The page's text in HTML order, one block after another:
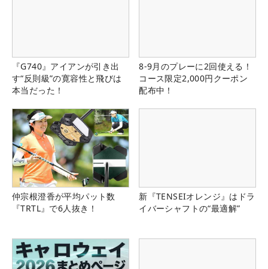
『G740』アイアンが引き出
す“反則級”の寛容性と飛びは
本当だった！
8-9月のプレーに2回使える！
コース限定2,000円クーポン
配布中！
仲宗根澄香が平均パット数
『TRTL』で6人抜き！
新『TENSEIオレンジ』はドラ
イバーシャフトの“最適解”